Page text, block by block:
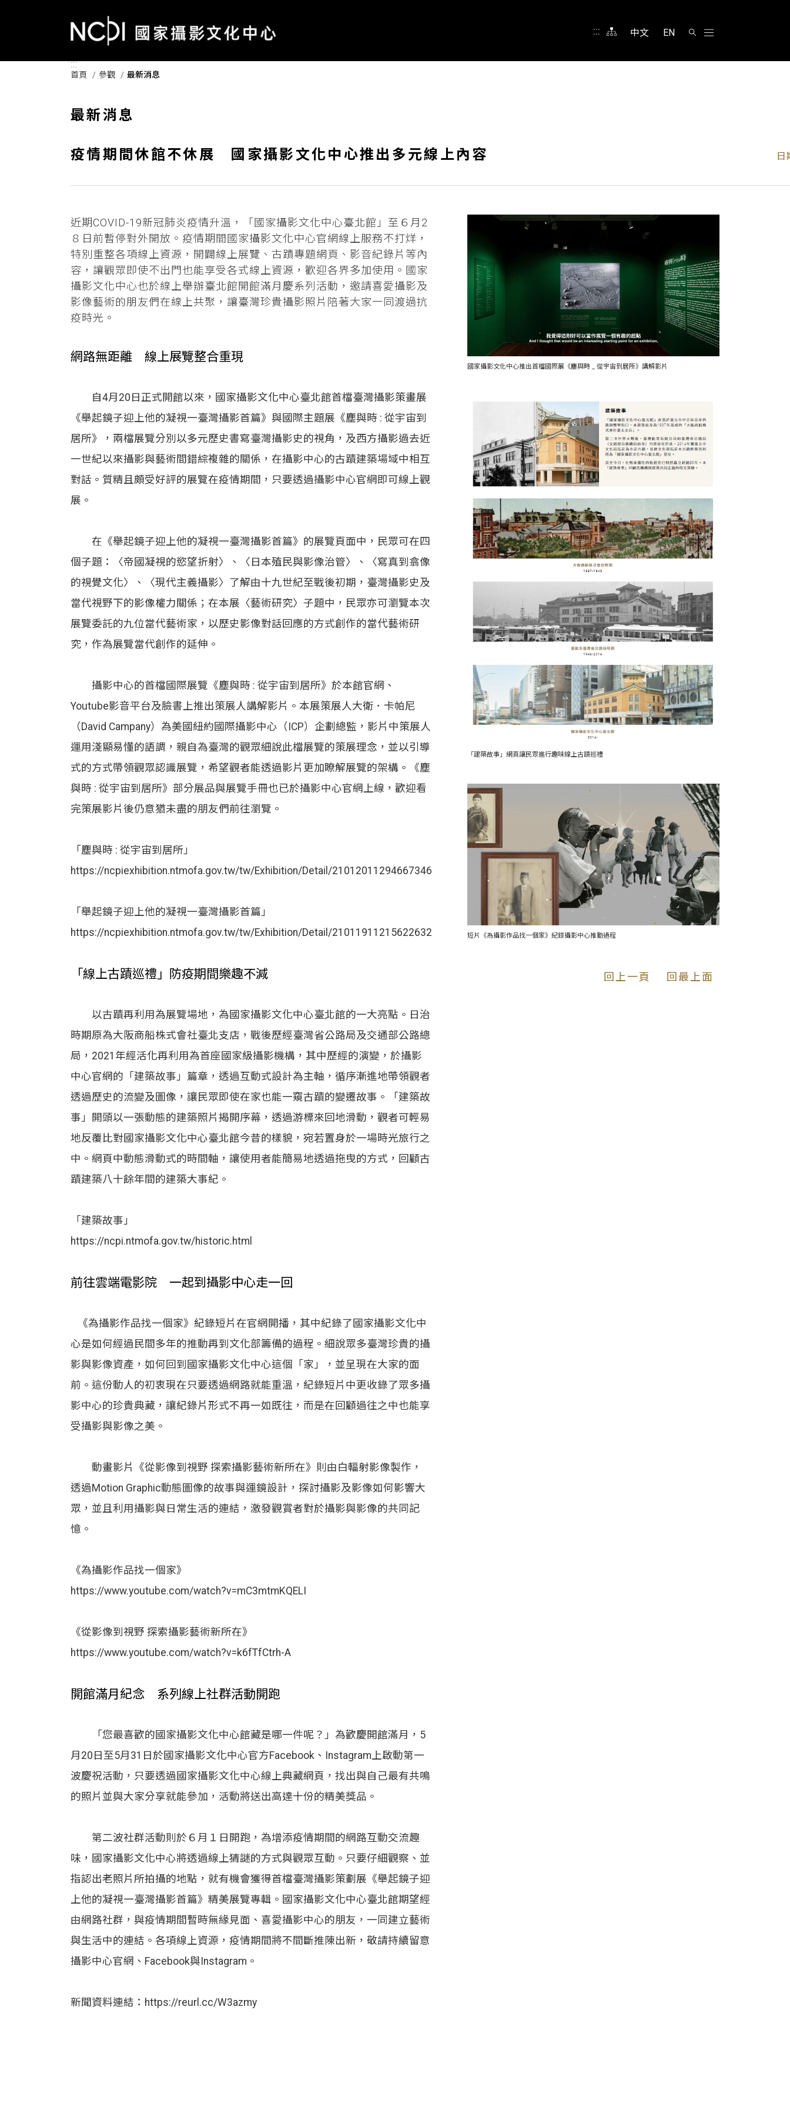
::: 中文 EN
:::
首頁 參觀 最新消息
最新消息
疫情期間休館不休展 國家攝影文化中心推出多元線上內容
近期COVID-19新冠肺炎疫情升溫，「國家攝影文化中心臺北館」至６月2
８日前暫停對外開放。疫情期間國家攝影文化中心官網線上服務不打烊，
特別重整各項線上資源，開闢線上展覽、古蹟專題網頁、影音紀錄片等內
容，讓觀眾即使不出門也能享受各式線上資源，歡迎各界多加使用。國家
攝影文化中心也於線上舉辦臺北館開館滿月慶系列活動，邀請喜愛攝影及
影像藝術的朋友們在線上共聚，讓臺灣珍貴攝影照片陪著大家一同渡過抗
疫時光。
網路無距離 線上展覽整合重現
自4月20日正式開館以來，國家攝影文化中心臺北館首檔臺灣攝影策畫展
《舉起鏡子迎上他的凝視一臺灣攝影首篇》與國際主題展《塵與時 : 從宇宙到
居所》，兩檔展覽分別以多元歷史書寫臺灣攝影史的視角，及西方攝影過去近
一世紀以來攝影與藝術間錯綜複雜的關係，在攝影中心的古蹟建築場域中相互
對話。質精且頗受好評的展覽在疫情期間，只要透過攝影中心官網即可線上觀
展。
在《舉起鏡子迎上他的凝視一臺灣攝影首篇》的展覽頁面中，民眾可在四
個子題：〈帝國凝視的慾望折射〉、〈日本殖民與影像治管〉、〈寫真到翕像
的視覺文化〉、〈現代主義攝影〉了解由十九世紀至戰後初期，臺灣攝影史及
當代視野下的影像權力關係；在本展〈藝術研究〉子題中，民眾亦可瀏覽本次
展覽委託的九位當代藝術家，以歷史影像對話回應的方式創作的當代藝術研
究，作為展覽當代創作的延伸。
攝影中心的首檔國際展覽《塵與時 : 從宇宙到居所》於本館官網、
Youtube影音平台及臉書上推出策展人講解影片。本展策展人大衛．卡帕尼
（David Campany）為美國紐約國際攝影中心（ICP）企劃總監，影片中策展人
運用淺顯易懂的語調，親自為臺灣的觀眾細說此檔展覽的策展理念，並以引導
式的方式帶領觀眾認識展覽，希望觀者能透過影片更加瞭解展覽的架構。《塵
與時 : 從宇宙到居所》部分展品與展覽手冊也已於攝影中心官網上線，歡迎看
完策展影片後仍意猶未盡的朋友們前往瀏覽。
「塵與時 : 從宇宙到居所」
https://ncpiexhibition.ntmofa.gov.tw/tw/Exhibition/Detail/21012011294667346
「舉起鏡子迎上他的凝視一臺灣攝影首篇」
https://ncpiexhibition.ntmofa.gov.tw/tw/Exhibition/Detail/21011911215622632
「線上古蹟巡禮」防疫期間樂趣不減
以古蹟再利用為展覽場地，為國家攝影文化中心臺北館的一大亮點。日治
時期原為大阪商船株式會社臺北支店，戰後歷經臺灣省公路局及交通部公路總
局，2021年經活化再利用為首座國家級攝影機構，其中歷經的演變，於攝影
中心官網的「建築故事」篇章，透過互動式設計為主軸，循序漸進地帶領觀者
透過歷史的流變及圖像，讓民眾即使在家也能一窺古蹟的變遷故事。「建築故
事」開頭以一張動態的建築照片揭開序幕，透過游標來回地滑動，觀者可輕易
地反覆比對國家攝影文化中心臺北館今昔的樣貌，宛若置身於一場時光旅行之
中。網頁中動態滑動式的時間軸，讓使用者能簡易地透過拖曳的方式，回顧古
蹟建築八十餘年間的建築大事紀。
「建築故事」
https://ncpi.ntmofa.gov.tw/historic.html
前往雲端電影院 一起到攝影中心走一回
《為攝影作品找一個家》紀錄短片在官網開播，其中紀錄了國家攝影文化中
心是如何經過民間多年的推動再到文化部籌備的過程。細說眾多臺灣珍貴的攝
影與影像資產，如何回到國家攝影文化中心這個「家」，並呈現在大家的面
前。這份動人的初衷現在只要透過網路就能重溫，紀錄短片中更收錄了眾多攝
影中心的珍貴典藏，讓紀錄片形式不再一如既往，而是在回顧過往之中也能享
受攝影與影像之美。
動畫影片《從影像到視野 探索攝影藝術新所在》則由白輻射影像製作，
透過Motion Graphic動態圖像的故事與運鏡設計，探討攝影及影像如何影響大
眾，並且利用攝影與日常生活的連結，激發觀賞者對於攝影與影像的共同記
憶。
《為攝影作品找一個家》
https://www.youtube.com/watch?v=mC3mtmKQELI
《從影像到視野 探索攝影藝術新所在》
https://www.youtube.com/watch?v=k6fTfCtrh-A
開館滿月紀念 系列線上社群活動開跑
「您最喜歡的國家攝影文化中心館藏是哪一件呢？」為歡慶開館滿月，5
月20日至5月31日於國家攝影文化中心官方Facebook、Instagram上啟動第一
波慶祝活動，只要透過國家攝影文化中心線上典藏網頁，找出與自己最有共鳴
的照片並與大家分享就能參加，活動將送出高達十份的精美獎品。
第二波社群活動則於６月１日開跑，為增添疫情期間的網路互動交流趣
味，國家攝影文化中心將透過線上猜謎的方式與觀眾互動。只要仔細觀察、並
指認出老照片所拍攝的地點，就有機會獲得首檔臺灣攝影策劃展《舉起鏡子迎
上他的凝視一臺灣攝影首篇》精美展覽專輯。國家攝影文化中心臺北館期望經
由網路社群，與疫情期間暫時無緣見面、喜愛攝影中心的朋友，一同建立藝術
與生活中的連結。各項線上資源，疫情期間將不間斷推陳出新，敬請持續留意
攝影中心官網、Facebook與Instagram。
新聞資料連結：https://reurl.cc/W3azmy
國家攝影文化中心推出首檔國際展《塵與時 _ 從宇宙到居所》講解影片
「建築故事」網頁讓民眾進行趣味線上古蹟巡禮
短片《為攝影作品找一個家》紀錄攝影中心推動過程
回上一頁 回最上面